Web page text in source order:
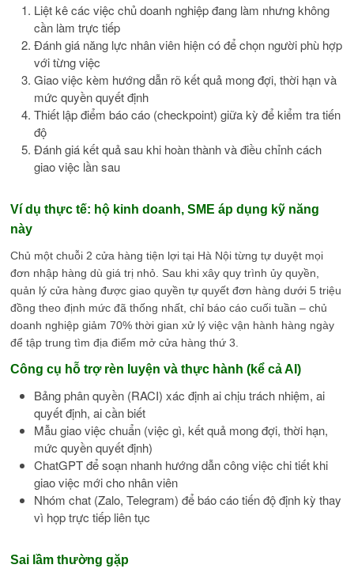
Liệt kê các việc chủ doanh nghiệp đang làm nhưng không
cần làm trực tiếp
Đánh giá năng lực nhân viên hiện có để chọn người phù hợp
với từng việc
Giao việc kèm hướng dẫn rõ kết quả mong đợi, thời hạn và
mức quyền quyết định
Thiết lập điểm báo cáo (checkpoint) giữa kỳ để kiểm tra tiến
độ
Đánh giá kết quả sau khi hoàn thành và điều chỉnh cách
giao việc lần sau
Ví dụ thực tế: hộ kinh doanh, SME áp dụng kỹ năng
này
Chủ một chuỗi 2 cửa hàng tiện lợi tại Hà Nội từng tự duyệt mọi
đơn nhập hàng dù giá trị nhỏ. Sau khi xây quy trình ủy quyền,
quản lý cửa hàng được giao quyền tự quyết đơn hàng dưới 5 triệu
đồng theo định mức đã thống nhất, chỉ báo cáo cuối tuần – chủ
doanh nghiệp giảm 70% thời gian xử lý việc vận hành hàng ngày
để tập trung tìm địa điểm mở cửa hàng thứ 3.
Công cụ hỗ trợ rèn luyện và thực hành (kể cả AI)
Bảng phân quyền (RACI) xác định ai chịu trách nhiệm, ai
quyết định, ai cần biết
Mẫu giao việc chuẩn (việc gì, kết quả mong đợi, thời hạn,
mức quyền quyết định)
ChatGPT để soạn nhanh hướng dẫn công việc chi tiết khi
giao việc mới cho nhân viên
Nhóm chat (Zalo, Telegram) để báo cáo tiến độ định kỳ thay
vì họp trực tiếp liên tục
Sai lầm thường gặp